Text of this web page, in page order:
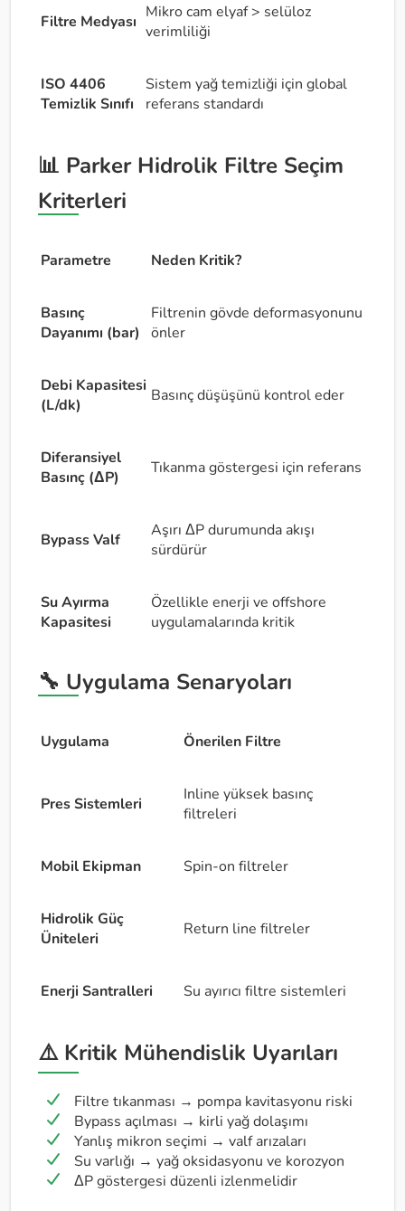
Filtre Medyası Mikro cam elyaf > selüloz
verimliliği
ISO 4406
Temizlik Sınıfı
Sistem yağ temizliği için global
referans standardı
📊 Parker Hidrolik Filtre Seçim
Kriterleri
Parametre Neden Kritik?
Basınç
Dayanımı (bar)
Filtrenin gövde deformasyonunu
önler
Debi Kapasitesi
(L/dk)
Basınç düşüşünü kontrol eder
Diferansiyel
Basınç (ΔP)
Tıkanma göstergesi için referans
Bypass Valf
Aşırı ΔP durumunda akışı
sürdürür
Su Ayırma
Kapasitesi
Özellikle enerji ve offshore
uygulamalarında kritik
🔧 Uygulama Senaryoları
Uygulama Önerilen Filtre
Pres Sistemleri
Inline yüksek basınç
filtreleri
Mobil Ekipman Spin-on filtreler
Hidrolik Güç
Üniteleri
Return line filtreler
Enerji Santralleri Su ayırıcı filtre sistemleri
⚠️ Kritik Mühendislik Uyarıları
Filtre tıkanması → pompa kavitasyonu riski
Bypass açılması → kirli yağ dolaşımı
Yanlış mikron seçimi → valf arızaları
Su varlığı → yağ oksidasyonu ve korozyon
ΔP göstergesi düzenli izlenmelidir